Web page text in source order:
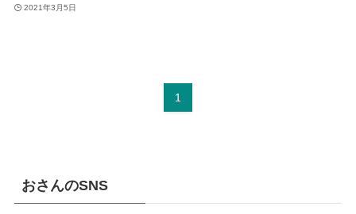
2021年3月5日
1
おさんのSNS